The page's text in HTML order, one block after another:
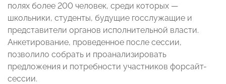
полях более 200 человек, среди которых —
школьники, студенты, будущие госслужащие и
представители органов исполнительной власти.
Анкетирование, проведенное после сессии,
позволило собрать и проанализировать
предложения и потребности участников форсайт-
сессии.